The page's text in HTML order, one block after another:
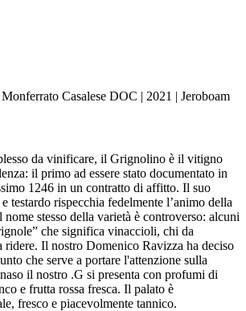
Casalese DOC | 2021 | Jeroboam
da vinificare, il Grignolino è il vitigno
il primo ad essere stato documentato in
1246 in un contratto di affitto. Il suo
testardo rispecchia fedelmente l’animo della
stesso della varietà è controverso: alcuni
che significa vinaccioli, chi da
ridere. Il nostro Domenico Ravizza ha deciso
che serve a portare l'attenzione sulla
il nostro .G si presenta con profumi di
e frutta rossa fresca. Il palato è
fresco e piacevolmente tannico.